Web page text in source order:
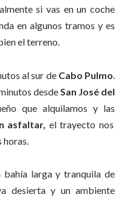
si vas en un coche
en algunos tramos y es
el terreno.
al sur de Cabo Pulmo
desde San José del
que alquilamos y las
asfaltar, el trayecto nos
bahía larga y tranquila de
desierta y un ambiente